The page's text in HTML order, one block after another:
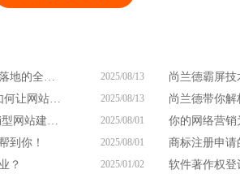
尚兰德带你掌握从原理到落地的全流程 2025/08/13
什么是 SEO 霸屏技术？如何让网站凭此脱颖而出？ 2025/08/13
尚兰德霸屏技术服务 营销型网站建设服务商 2025/08/01
到你！ 2025/08/01
？ 2025/01/02 软件著作权登